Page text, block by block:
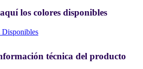
los colores disponibles
técnica del producto